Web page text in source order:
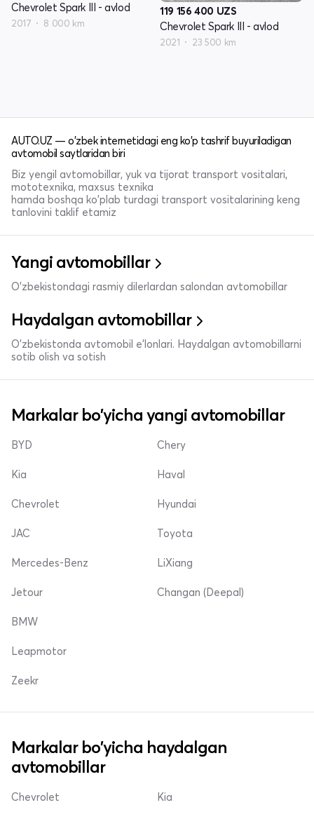
Chevrolet Spark III - avlod
2017 8 000 km
119 156 400 UZS
Chevrolet Spark III - avlod
2021 23 500 km
AUTO.UZ — o'zbek internetidagi eng ko'p tashrif buyuriladigan
avtomobil saytlaridan biri
Biz yengil avtomobillar, yuk va tijorat transport vositalari,
mototexnika, maxsus texnika
hamda boshqa ko'plab turdagi transport vositalarining keng
tanlovini taklif etamiz
Yangi avtomobillar
O'zbekistondagi rasmiy dilerlardan salondan avtomobillar
Haydalgan avtomobillar
O'zbekistonda avtomobil e’lonlari. Haydalgan avtomobillarni
sotib olish va sotish
Markalar bo'yicha yangi avtomobillar
BYD
Kia
Chevrolet
Chery
Haval
Hyundai
JAC
Mercedes-Benz
Jetour
Toyota
LiXiang
Changan (Deepal)
BMW
Leapmotor
Zeekr
Markalar bo'yicha haydalgan
avtomobillar
Chevrolet Kia